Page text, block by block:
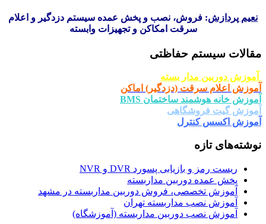
نعیم پردازش: فروش، نصب و پخش عمده سیستم دزدگیر و اعلام
سرقت امکاکن و تجهیزات وابسته
مقالات سیستم حفاظتی
آموزش دوربین مدار بسته
آموزش اعلام سرقت (دزدگیر) اماکن
آموزش خانه هوشمند ساختمان BMS
آموزش گیت فروشگاهی
آموزش اکسس کنترل
نوشته‌های تازه
ریست رمز و بازیابی پسورد DVR و NVR
پخش عمده دوربین مداربسته
آموزش تخصصی، فروش دوربین مداربسته در مشهد
آموزش نصب مداربسته تهران
آموزش نصب دوربین مداربسته (آموزشگاه)